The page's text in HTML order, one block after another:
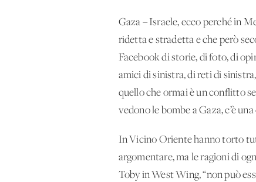
Gaza – Israele, ecco perché in
ridetta e stradetta e che però
Facebook di storie, di foto, di
amici di sinistra, di reti di
quello che ormai è un conflitto
vedono le bombe a Gaza, c’è
In Vicino Oriente hanno torto
argomentare, ma le ragioni di
Toby in West Wing, “non può